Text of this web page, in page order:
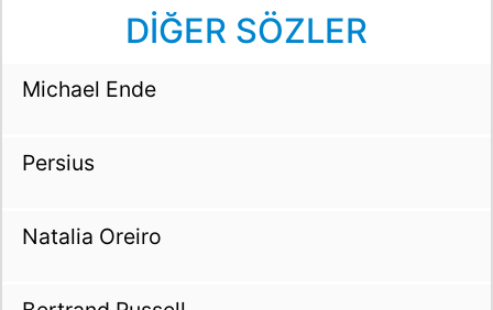
DİĞER SÖZLER
Michael Ende
Persius
Natalia Oreiro